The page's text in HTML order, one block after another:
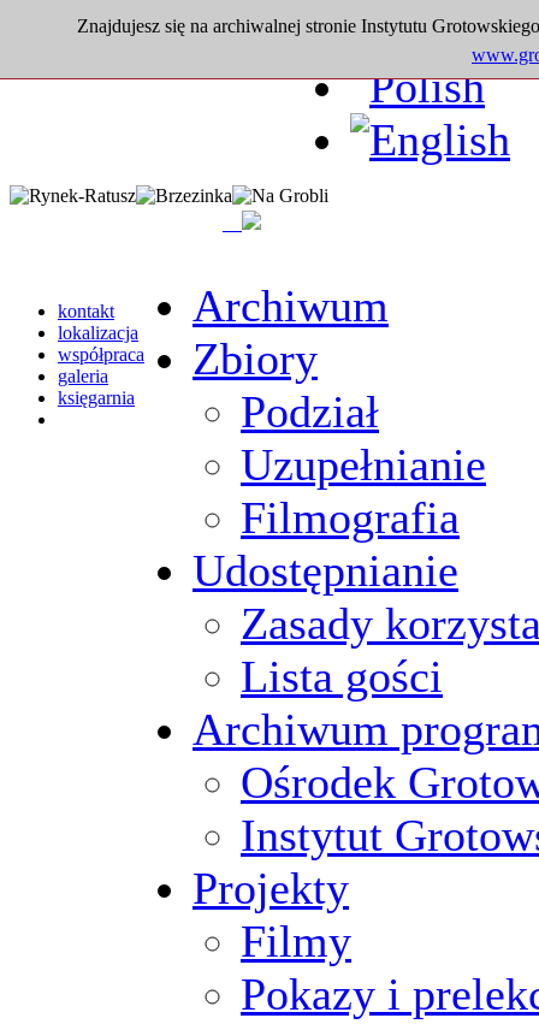
Znajdujesz się na archiwalnej stronie Instytutu
kontakt
lokalizacja
współpraca
galeria
księgarnia
Archiwum
Zbiory
Podział
Uzupełnianie
Filmografia
Udostępnianie
Zasady
Lista gości
Archiwum
Ośrodek
Instytut
Projekty
Filmy
Pokazy i